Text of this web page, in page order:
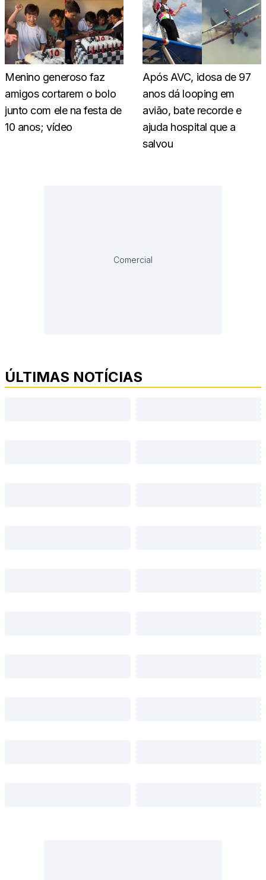
Menino generoso faz
amigos cortarem o bolo
junto com ele na festa de
10 anos; vídeo
Após AVC, idosa de 97
anos dá looping em
avião, bate recorde e
ajuda hospital que a
salvou
Comercial
ÚLTIMAS NOTÍCIAS